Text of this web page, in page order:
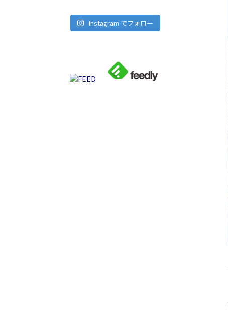
Instagram でフォロー